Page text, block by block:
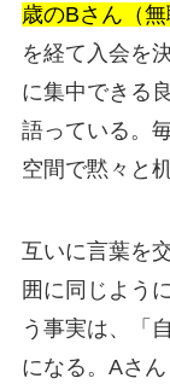
歳のBさん（無
を経て入会を
に集中できる
語っている。
空間で黙々と
互いに言葉を
囲に同じよう
う事実は、「
になる。Aさ